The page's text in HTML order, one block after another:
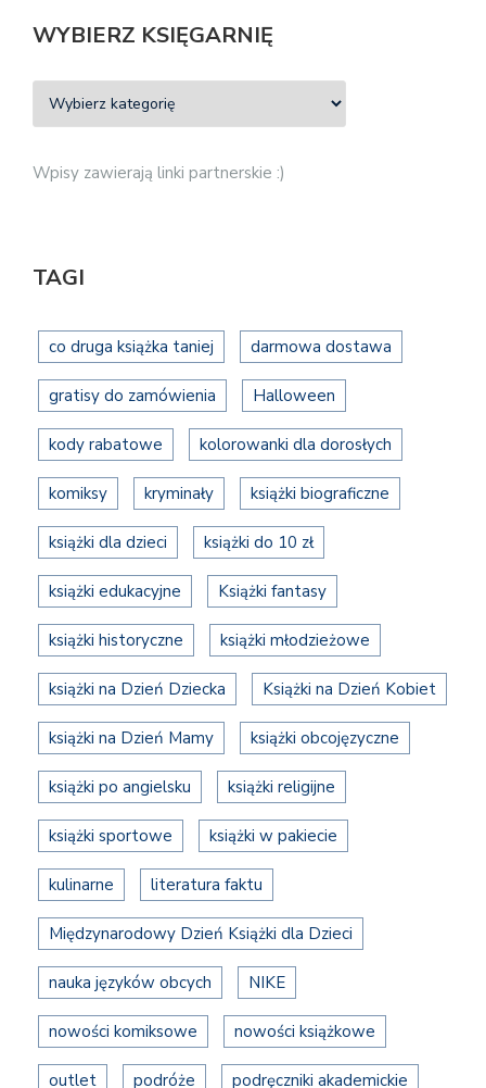
WYBIERZ KSIĘGARNIĘ
Wpisy zawierają linki partnerskie :)
TAGI
co druga książka taniej darmowa dostawa
gratisy do zamówienia Halloween
kody rabatowe kolorowanki dla dorosłych
komiksy kryminały książki biograficzne
książki dla dzieci książki do 10 zł
książki edukacyjne Książki fantasy
książki historyczne książki młodzieżowe
książki na Dzień Dziecka Książki na Dzień Kobiet
książki na Dzień Mamy książki obcojęzyczne
książki po angielsku książki religijne
książki sportowe książki w pakiecie
kulinarne literatura faktu
Międzynarodowy Dzień Książki dla Dzieci
nauka języków obcych NIKE
nowości komiksowe nowości książkowe
outlet podróże podręczniki akademickie